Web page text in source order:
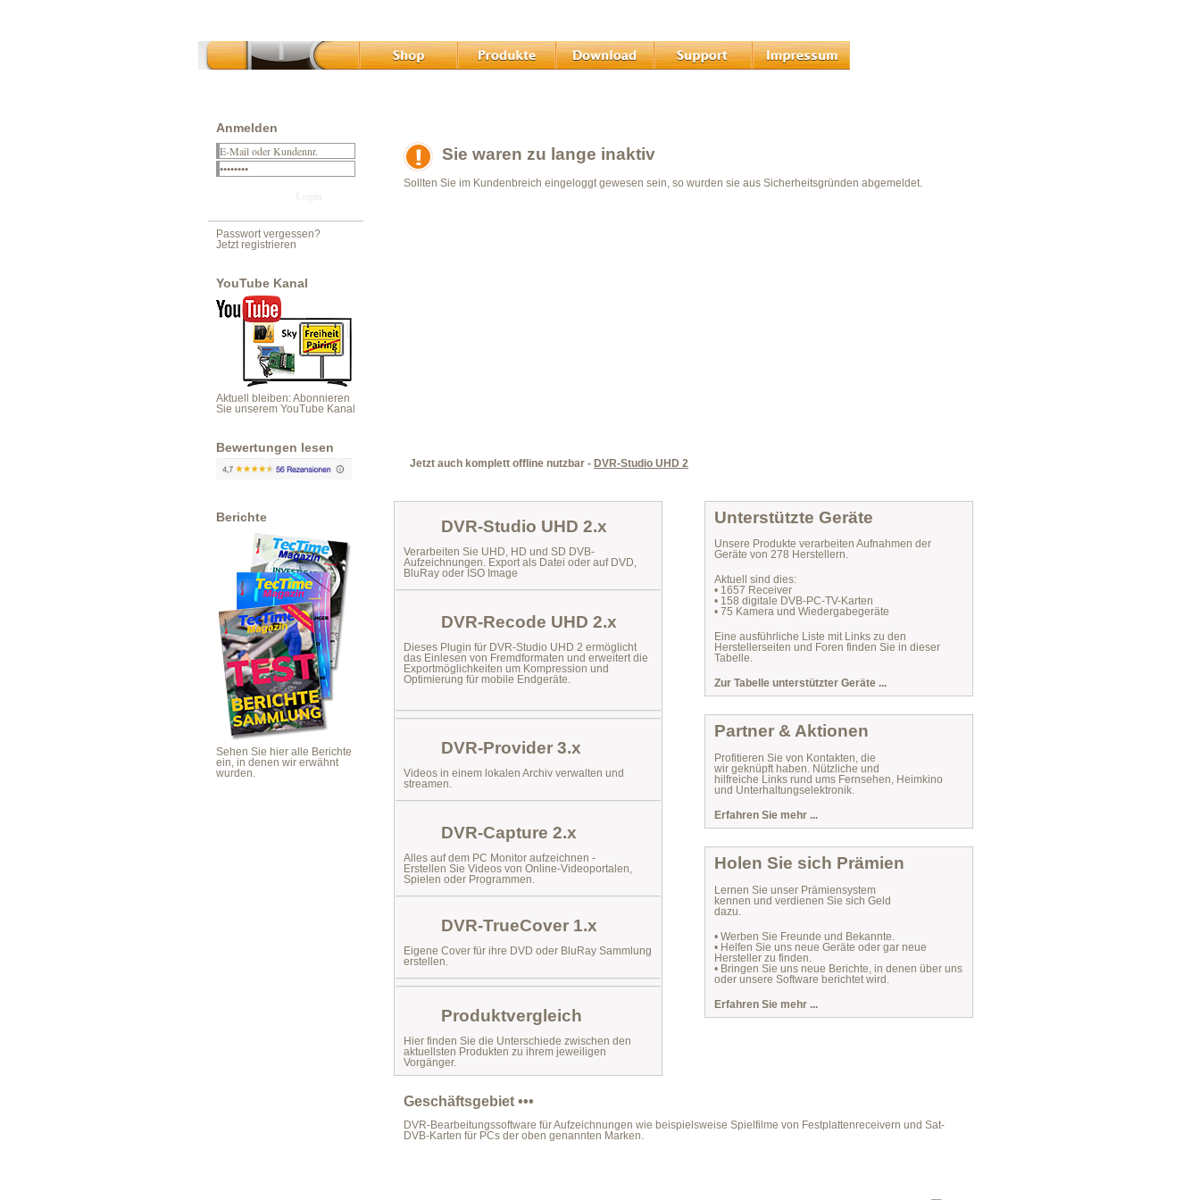
Anmelden
Passwort vergessen?
Jetzt registrieren
YouTube Kanal
Aktuell bleiben: Abonnieren
Sie unserem YouTube Kanal
Bewertungen lesen
Berichte
Sehen Sie hier alle Berichte
ein, in denen wir erwähnt
wurden.
Sie waren zu lange inaktiv
Sollten Sie im Kundenbreich eingeloggt gewesen sein, so wurden sie aus Sicherheitsgründen abgemeldet.
Jetzt auch komplett offline nutzbar - DVR-Studio UHD 2
DVR-Studio UHD 2.x
Verarbeiten Sie UHD, HD und SD DVB-
Aufzeichnungen. Export als Datei oder auf DVD,
BluRay oder ISO Image
DVR-Recode UHD 2.x
Dieses Plugin für DVR-Studio UHD 2 ermöglicht
das Einlesen von Fremdformaten und erweitert die
Exportmöglichkeiten um Kompression und
Optimierung für mobile Endgeräte.
DVR-Provider 3.x
Videos in einem lokalen Archiv verwalten und
streamen.
DVR-Capture 2.x
Alles auf dem PC Monitor aufzeichnen -
Erstellen Sie Videos von Online-Videoportalen,
Spielen oder Programmen.
DVR-TrueCover 1.x
Eigene Cover für ihre DVD oder BluRay Sammlung
erstellen.
Produktvergleich
Hier finden Sie die Unterschiede zwischen den
aktuellsten Produkten zu ihrem jeweiligen
Vorgänger.
Unterstützte Geräte
Unsere Produkte verarbeiten Aufnahmen der
Geräte von 278 Herstellern.
Aktuell sind dies:
• 1657 Receiver
• 158 digitale DVB-PC-TV-Karten
• 75 Kamera und Wiedergabegeräte
Eine ausführliche Liste mit Links zu den
Herstellerseiten und Foren finden Sie in dieser
Tabelle.
Zur Tabelle unterstützter Geräte ...
Partner & Aktionen
Profitieren Sie von Kontakten, die
wir geknüpft haben. Nützliche und
hilfreiche Links rund ums Fernsehen, Heimkino
und Unterhaltungselektronik.
Erfahren Sie mehr ...
Holen Sie sich Prämien
Lernen Sie unser Prämiensystem
kennen und verdienen Sie sich Geld
dazu.
• Werben Sie Freunde und Bekannte.
• Helfen Sie uns neue Geräte oder gar neue
Hersteller zu finden.
• Bringen Sie uns neue Berichte, in denen über uns
oder unsere Software berichtet wird.
Erfahren Sie mehr ...
Geschäftsgebiet •••
DVR-Bearbeitungssoftware für Aufzeichnungen wie beispielsweise Spielfilme von Festplattenreceivern und Sat-
DVB-Karten für PCs der oben genannten Marken.